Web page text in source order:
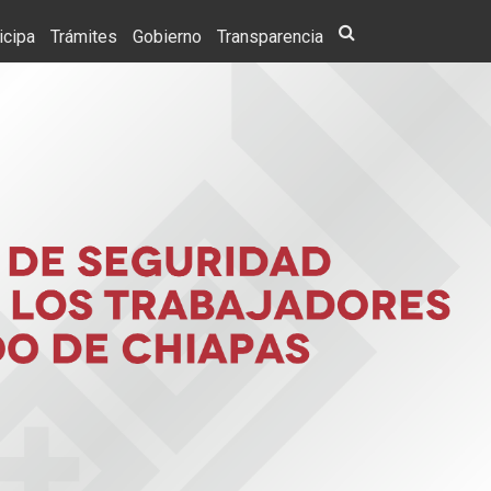
Trámites Gobierno Transparencia